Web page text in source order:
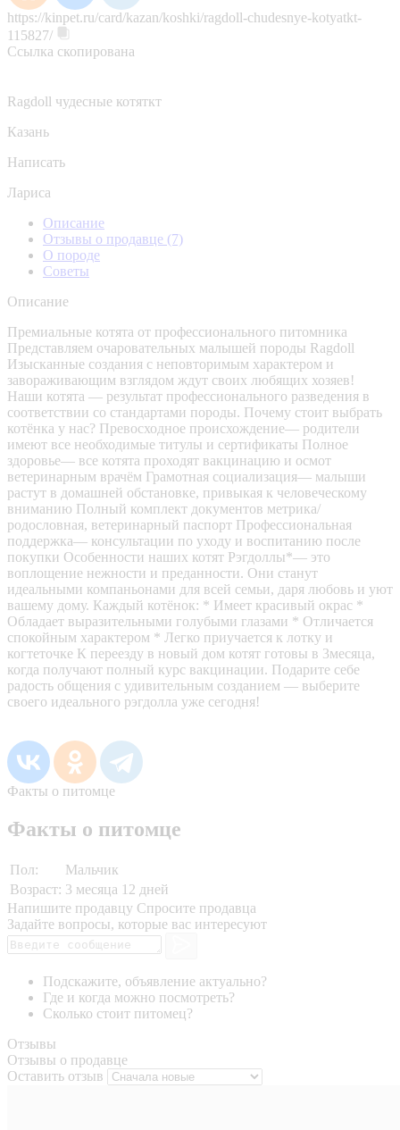
https://kinpet.ru/card/kazan/koshki/ragdoll-chudesnye-kotyatkt-
115827/
Ссылка скопирована
Ragdoll чудесные котяткт
Казань
Написать
Лариса
Описание
Отзывы о продавце (7)
О породе
Советы
Описание
Премиальные котята от профессионального питомника
Представляем очаровательных малышей породы Ragdoll
Изысканные создания с неповторимым характером и
завораживающим взглядом ждут своих любящих хозяев!
Наши котята — результат профессионального разведения в
соответствии со стандартами породы. Почему стоит выбрать
котёнка у нас? Превосходное происхождение— родители
имеют все необходимые титулы и сертификаты Полное
здоровье— все котята проходят вакцинацию и осмот
ветеринарным врачём Грамотная социализация— малыши
растут в домашней обстановке, привыкая к человеческому
вниманию Полный комплект документов метрика/
родословная, ветеринарный паспорт Профессиональная
поддержка— консультации по уходу и воспитанию после
покупки Особенности наших котят Рэгдоллы*— это
воплощение нежности и преданности. Они станут
идеальными компаньонами для всей семьи, даря любовь и уют
вашему дому. Каждый котёнок: * Имеет красивый окрас *
Обладает выразительными голубыми глазами * Отличается
спокойным характером * Легко приучается к лотку и
когтеточке К переезду в новый дом котят готовы в 3месяца,
когда получают полный курс вакцинации. Подарите себе
радость общения с удивительным созданием — выберите
своего идеального рэгдолла уже сегодня!
Факты о питомце
Факты о питомце
Пол:
Мальчик
Возраст: 3 месяца 12 дней
Напишите продавцу Спросите продавца
Задайте вопросы, которые вас интересуют
Подскажите, объявление актуально?
Где и когда можно посмотреть?
Сколько стоит питомец?
Отзывы
Отзывы о продавце
Оставить отзыв